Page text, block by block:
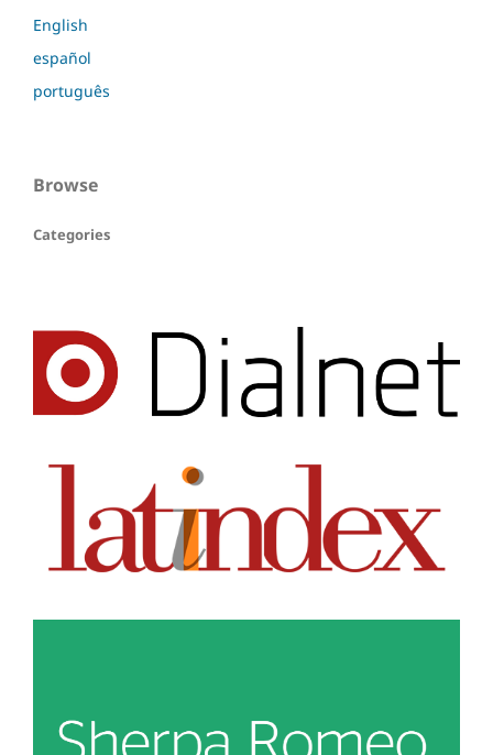
English
español
português
Browse
Categories